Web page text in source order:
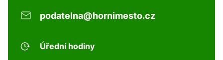
podatelna@hornimesto.cz
Úřední hodiny